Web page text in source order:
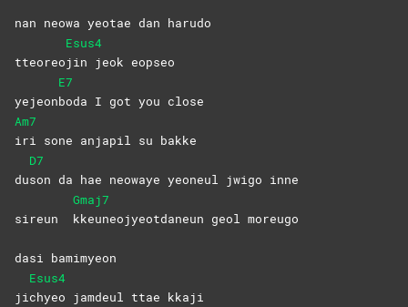
nan neowa yeotae dan harudo
tteoreo
Esus4
jin jeok eopseo
yejeon
E7
boda I got you close
Am7
iri sone anjapil su bakke
du
D7
son da hae neowaye yeoneul jwigo inne
sireun
Gmaj7
kkeuneojyeotdaneun geol moreugo
dasi bamimyeon
ji
Esus4
chyeo jamdeul ttae kkaji